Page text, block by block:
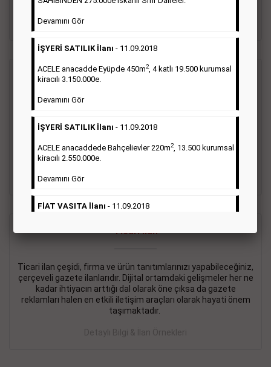
Detaylı Bilgi & İlan Örnekleri
Vasıta İlanı
Sarı sayfa ilanlar alım- satım, duyuru, mini reklam şeklinde
ifade edilebilen ilanlardır. Gazetelerin tirajını önemli ölçüde
etkilerler ve gazete gelirlerinin de önemli bir bölümünü
oluştururlar.Sabah sarı sayfa eleman ilanlarında 6 kelime
sayısı şartı aranmamaktadır.
Detaylı Bilgi & İlan Örnekleri
Ticari İlan
Ticari ilan çeşidi, firma ve ürün tanıtımlarınızı yapabileceğiniz,
çerçeveli gazete ilanlarıdır. Dijital ortamdaki gelişmeler her ne
kadar ihtiyacın arttığı dal olarak öne çıksa da gazete
reklamları halen en etkili iletişim araçları olarak hayati önem
taşımaktadır.
Detaylı Bilgi & İlan Örnekleri
Devamını Gör
İŞYERİ SATILIK İlanı - 11.09.2018
ACELE anacadde Eyüpde 450m2, 4 katlı 19.500 kurumsal
kiracılı 3.150.000e.
Devamını Gör
İŞYERİ SATILIK İlanı - 11.09.2018
ACELE anacaddede Bahçelievler 220m2, 13.500 kurumsal
kiracılı 2.550.000e.
Devamını Gör
FİAT VASITA İlanı - 11.09.2018
2.800.000e kurumsal mağaza.
BAKIRKÖY SATILIK İlanı- 11.09.2018
KARTALTEPEde kelepir 2+ 1 satılık daire